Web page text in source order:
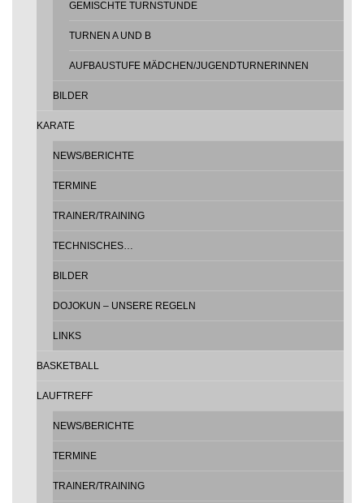
GEMISCHTE TURNSTUNDE
TURNEN A UND B
AUFBAUSTUFE MÄDCHEN/JUGENDTURNERINNEN
BILDER
KARATE
NEWS/BERICHTE
TERMINE
TRAINER/TRAINING
TECHNISCHES…
BILDER
DOJOKUN – UNSERE REGELN
LINKS
BASKETBALL
LAUFTREFF
NEWS/BERICHTE
TERMINE
TRAINER/TRAINING